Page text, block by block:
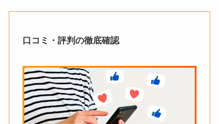
口コミ・評判の徹底確認